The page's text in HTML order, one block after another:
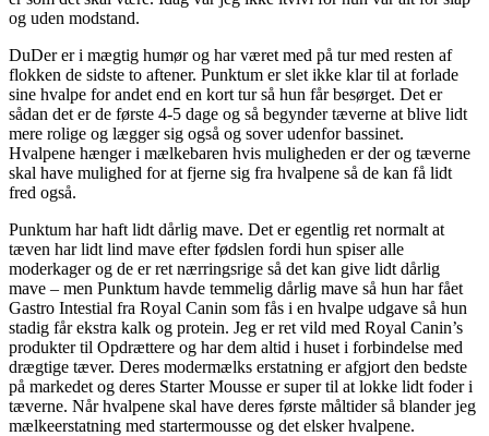
og uden modstand.
DuDer er i mægtig humør og har været med på tur med resten af
flokken de sidste to aftener. Punktum er slet ikke klar til at forlade
sine hvalpe for andet end en kort tur så hun får besørget. Det er
sådan det er de første 4-5 dage og så begynder tæverne at blive lidt
mere rolige og lægger sig også og sover udenfor bassinet.
Hvalpene hænger i mælkebaren hvis muligheden er der og tæverne
skal have mulighed for at fjerne sig fra hvalpene så de kan få lidt
fred også.
Punktum har haft lidt dårlig mave. Det er egentlig ret normalt at
tæven har lidt lind mave efter fødslen fordi hun spiser alle
moderkager og de er ret nærringsrige så det kan give lidt dårlig
mave – men Punktum havde temmelig dårlig mave så hun har fået
Gastro Intestial fra Royal Canin som fås i en hvalpe udgave så hun
stadig får ekstra kalk og protein. Jeg er ret vild med Royal Canin’s
produkter til Opdrættere og har dem altid i huset i forbindelse med
drægtige tæver. Deres modermælks erstatning er afgjort den bedste
på markedet og deres Starter Mousse er super til at lokke lidt foder i
tæverne. Når hvalpene skal have deres første måltider så blander jeg
mælkeerstatning med startermousse og det elsker hvalpene.